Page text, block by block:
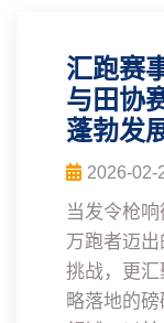
汇跑赛
与田协
蓬勃发
2026-02-
当发令枪
万跑者迈
挑战，更
略落地的